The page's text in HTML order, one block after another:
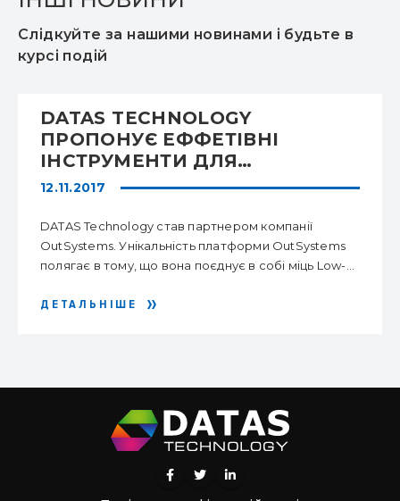
Слідкуйте за нашими новинами і будьте в
курсі подій
12.11.2017
DATAS TECHNOLOGY
ПРОПОНУЄ ЕФФЕТІВНІ
ІНСТРУМЕНТИ ДЛЯ
ШВИДКОГО СТВОРЕННЯ ТА
КОРПОРАТИВНИХ ДОДАТКІВ
DATAS Technology став партнером компанії
OutSystems. Унікальність платформи OutSystems
полягає в тому, що вона поєднує в собі міць Low-...
ДЕТАЛЬНІШЕ